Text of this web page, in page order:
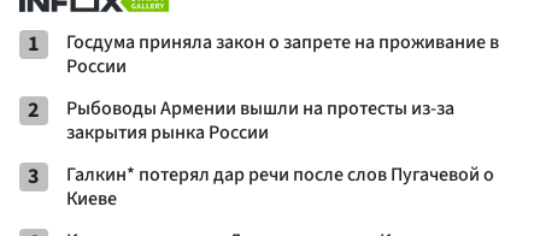
1
Госдума приняла закон о запрете на проживание в
России
2
Рыбоводы Армении вышли на протесты из-за
закрытия рынка России
3
Галкин* потерял дар речи после слов Пугачевой о
Киеве